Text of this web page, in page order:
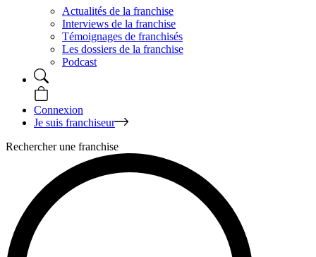
Actualités de la franchise
Interviews de la franchise
Témoignages de franchisés
Les dossiers de la franchise
Podcast
Connexion
Je suis franchiseur
Rechercher une franchise